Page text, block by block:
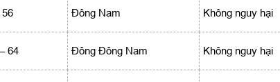
56 Đông Nam Không nguy hại
64 Đông Đông Nam Không nguy hại